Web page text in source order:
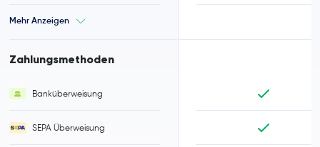
Mehr Anzeigen
Zahlungsmethoden
Banküberweisung
SEPA Überweisung